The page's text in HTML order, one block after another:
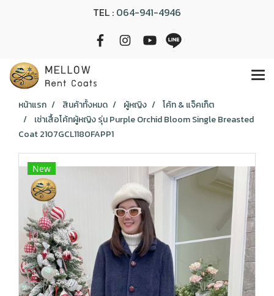
TEL : 064-941-4946
หน้าแรก สินค้าทั้งหมด ผู้หญิง
โค้ท & แจ็คเก็ต
เช่าเสื้อโค้ทผู้หญิง รุ่น Purple Orchid Bloom Single Breasted
Coat 2107GCL1180FAPP1
New